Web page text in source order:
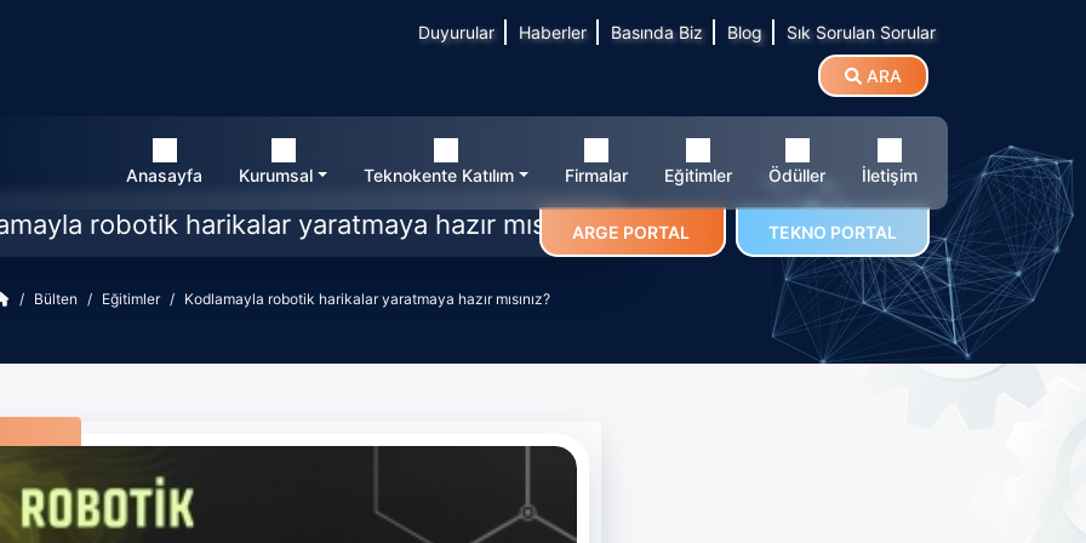
Duyurular Haberler Basında Biz Blog Sık Sorulan Sorular
ARA
Anasayfa Kurumsal Teknokente Katılım Firmalar Eğitimler Ödüller İletişim
ARGE PORTAL TEKNO PORTAL
robotik harikalar yaratmaya hazır mısınız?
Bülten Eğitimler Kodlamayla robotik harikalar yaratmaya hazır mısınız?